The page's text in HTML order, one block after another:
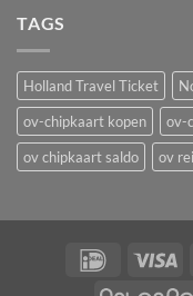
TAGS
Holland Travel Ticket
ov-chipkaart kopen
ov-
ov chipkaart saldo
ov
IDeal